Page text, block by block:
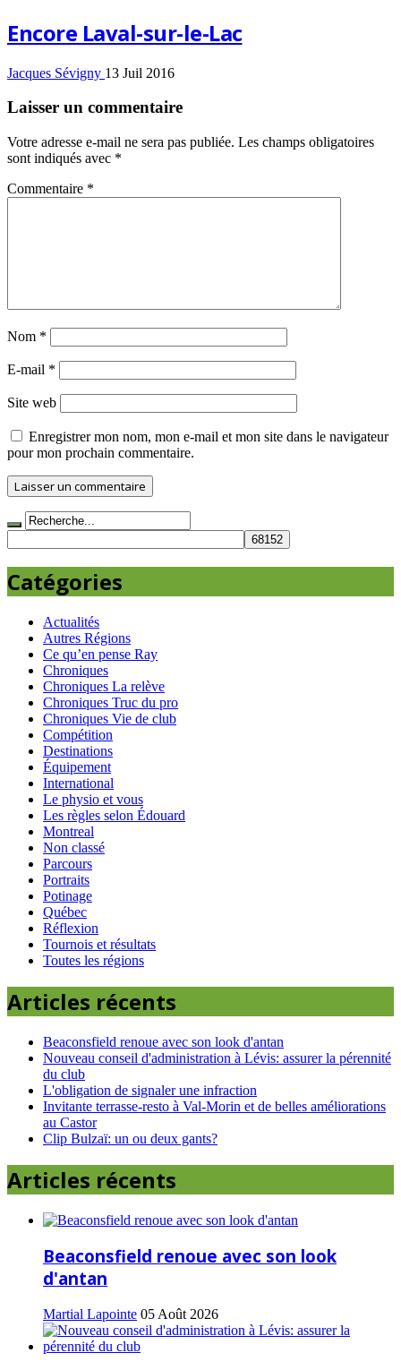
Encore Laval-sur-le-Lac
Jacques Sévigny 13 Juil 2016
Laisser un commentaire
Votre adresse e-mail ne sera pas publiée. Les champs obligatoires
sont indiqués avec *
Commentaire *
Nom *
E-mail *
Site web
Enregistrer mon nom, mon e-mail et mon site dans le navigateur
pour mon prochain commentaire.
Catégories
Actualités
Autres Régions
Ce qu’en pense Ray
Chroniques
Chroniques La relève
Chroniques Truc du pro
Chroniques Vie de club
Compétition
Destinations
Équipement
International
Le physio et vous
Les règles selon Édouard
Montreal
Non classé
Parcours
Portraits
Potinage
Québec
Réflexion
Tournois et résultats
Toutes les régions
Articles récents
Beaconsfield renoue avec son look d'antan
Nouveau conseil d'administration à Lévis: assurer la pérennité
du club
L'obligation de signaler une infraction
Invitante terrasse-resto à Val-Morin et de belles améliorations
au Castor
Clip Bulzaï: un ou deux gants?
Articles récents
Beaconsfield renoue avec son look
d'antan
Martial Lapointe 05 Août 2026